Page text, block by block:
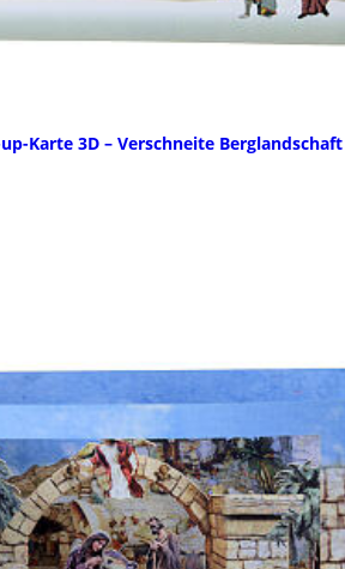
Karte 3D – Verschneite